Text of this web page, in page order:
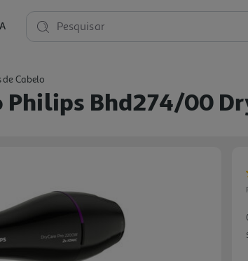
Pesquisar
de Cabelo
Philips Bhd274/00